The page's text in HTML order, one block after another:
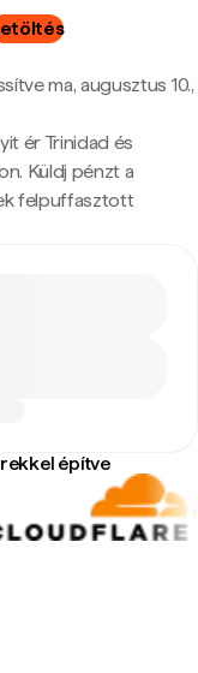
ma, augusztus 10.,
ér Trinidad és
Küldj pénzt a
felpuffasztott
építve